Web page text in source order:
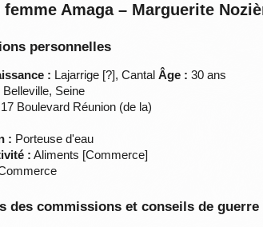
Amaga – Marguerite
personnelles
: Lajarrige [?], Cantal Âge : 30 ans
Belleville, Seine
17 Boulevard Réunion (de la)
: Porteuse d'eau
: Aliments [Commerce]
des commissions et conseils de guerre